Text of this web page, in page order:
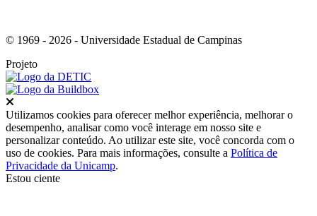
© 1969 - 2026 - Universidade Estadual de Campinas
Projeto
Utilizamos cookies para oferecer melhor experiência, melhorar o
desempenho, analisar como você interage em nosso site e
personalizar conteúdo. Ao utilizar este site, você concorda com o
uso de cookies. Para mais informações, consulte a Política de
Privacidade da Unicamp.
Estou ciente